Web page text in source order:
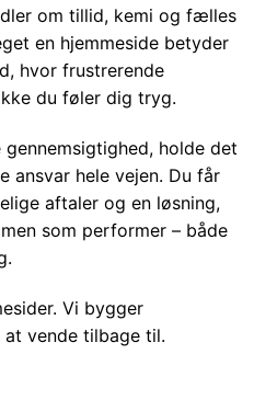
om tillid, kemi og fælles
en hjemmeside betyder
hvor frustrerende
du føler dig tryg.
holde det
ansvar hele vejen. Du får
aftaler og en løsning,
som performer – både
Vi bygger
vende tilbage til.